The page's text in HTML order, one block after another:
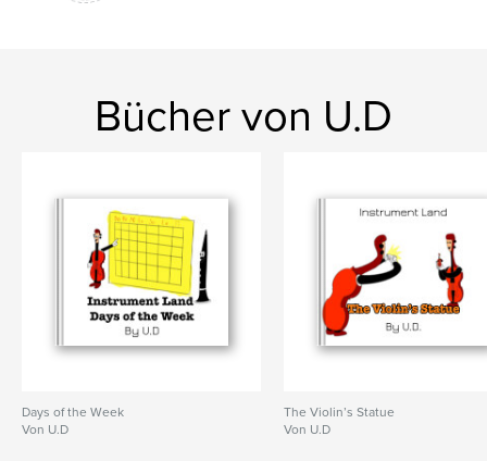
Bücher von U.D
Days of the Week
Von U.D
The Violin’s Statue
Von U.D